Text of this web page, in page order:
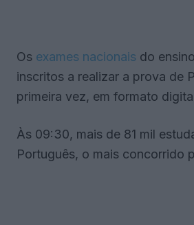
Os exames nacionais do
inscritos a realizar a prova de
primeira vez, em formato
Às 09:30, mais de 81 mil
Português, o mais concorrido